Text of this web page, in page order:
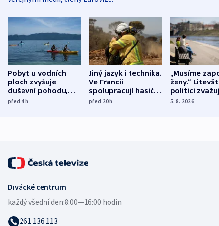
Pobyt u vodních
ploch zvyšuje
duševní pohodu,
ukázala
před 4h
Jiný jazyk i technika.
Ve Francii
spolupracují hasiči z
různých zemí
před 20h
„Musíme
ženy.“
politici
dohodu o
5. 8. 2026
Divácké centrum
každý všední den:8:00—16:00 hodin
261 136 113